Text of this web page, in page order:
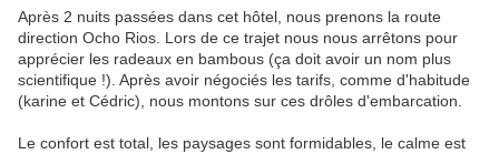
Après 2 nuits passées dans cet hôtel, nous prenons la route
direction Ocho Rios. Lors de ce trajet nous nous arrêtons pour
apprécier les radeaux en bambous (ça doit avoir un nom plus
scientifique !). Après avoir négociés les tarifs, comme d'habitude
(karine et Cédric), nous montons sur ces drôles d'embarcation.
Le confort est total, les paysages sont formidables, le calme est